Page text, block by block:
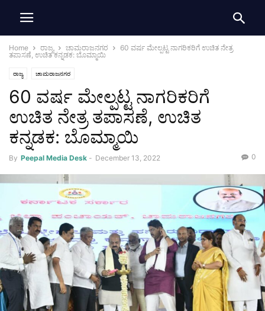
Home ರಾಜ್ಯ ಚಾಮರಾಜನಗರ
60 ವರ್ಷ ಮೇಲ್ಪಟ್ಟ ನಾಗರಿಕರಿಗೆ ಉಚಿತ ನೇತ್ರ
ತಪಾಸಣೆ, ಉಚಿತ ಕನ್ನಡಕ: ಬೊಮ್ಮಾಯಿ
ರಾಜ್ಯ ಚಾಮರಾಜನಗರ
60 ವರ್ಷ ಮೇಲ್ಪಟ್ಟ ನಾಗರಿಕರಿಗೆ
ಉಚಿತ ನೇತ್ರ ತಪಾಸಣೆ, ಉಚಿತ
ಕನ್ನಡಕ: ಬೊಮ್ಮಾಯಿ
By Peepal Media Desk - December 13, 2022 0